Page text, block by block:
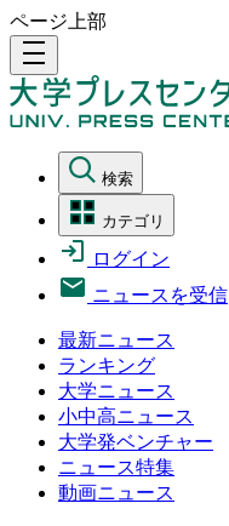
ページ上部
density_medium
検索
カテゴリ
ログイン
ニュースを受信
最新ニュース
ランキング
大学ニュース
小中高ニュース
大学発ベンチャー
ニュース特集
動画ニュース